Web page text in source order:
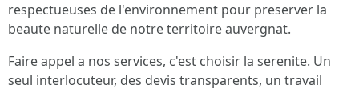
respectueuses de l'environnement pour preserver la
beaute naturelle de notre territoire auvergnat.
Faire appel a nos services, c'est choisir la serenite. Un
seul interlocuteur, des devis transparents, un travail